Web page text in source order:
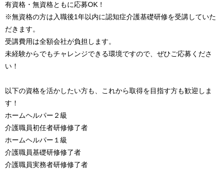
有資格・無資格ともに応募OK！
※無資格の方は入職後1年以内に認知症介護基礎研修を受講していた
だきます。
受講費用は全額会社が負担します。
未経験からでもチャレンジできる環境ですので、ぜひご応募くださ
い！
以下の資格を活かしたい方も、これから取得を目指す方も歓迎しま
す！
ホームヘルパー２級
介護職員初任者研修修了者
ホームヘルパー１級
介護職員基礎研修修了者
介護職員実務者研修修了者